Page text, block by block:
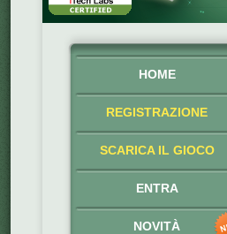
HOME
REGISTRAZIONE
SCARICA IL GIOCO
ENTRA
NOVITÀ